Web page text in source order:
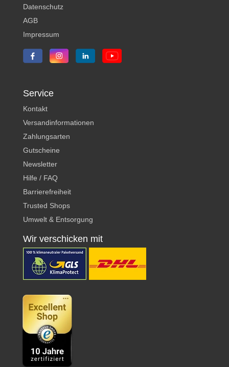
Datenschutz
AGB
Impressum
Service
Kontakt
Versandinformationen
Zahlungsarten
Gutscheine
Newsletter
Hilfe / FAQ
Barrierefreiheit
Trusted Shops
Umwelt & Entsorgung
Wir verschicken mit